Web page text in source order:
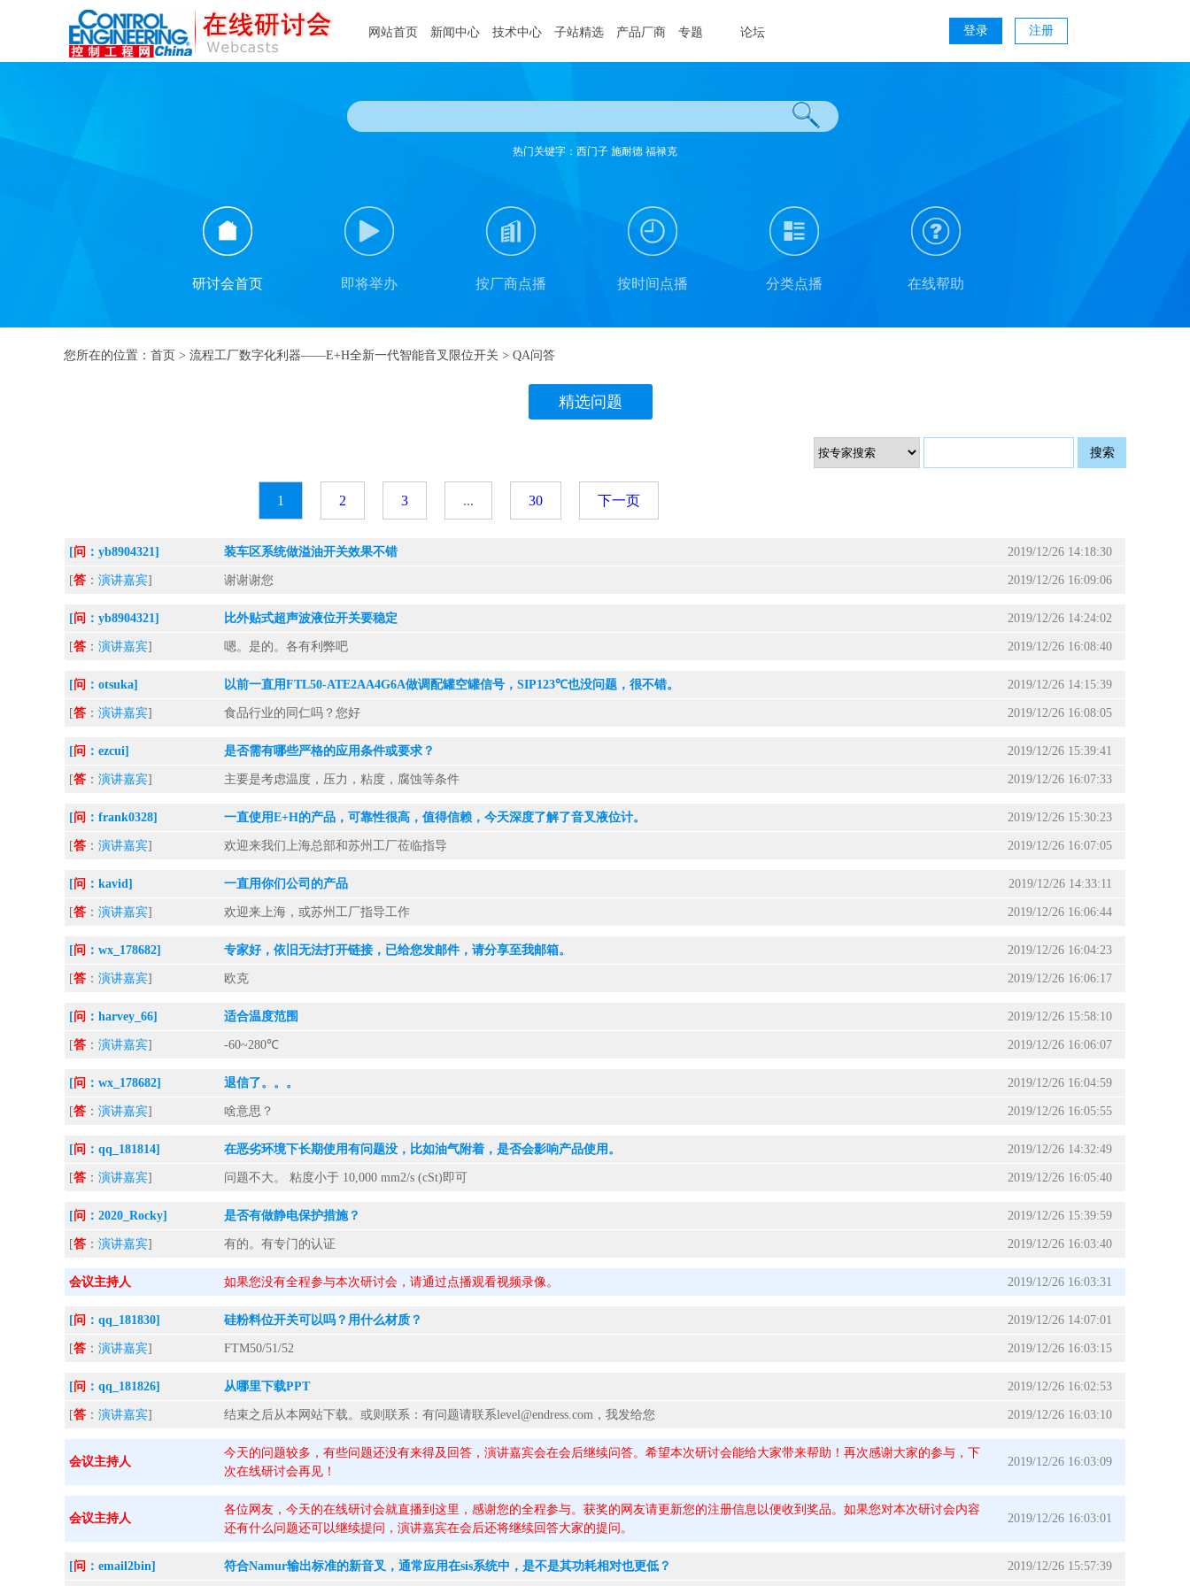
网站首页 新闻中心 技术中心 子站精选 产品厂商 专题 论坛 登录 注册
热门关键字：西门子 施耐德 福禄克
研讨会首页 即将举办 按厂商点播 按时间点播 分类点播 在线帮助
您所在的位置： 首页 > 流程工厂数字化利器——E+H全新一代智能音叉限位开关 > QA问答